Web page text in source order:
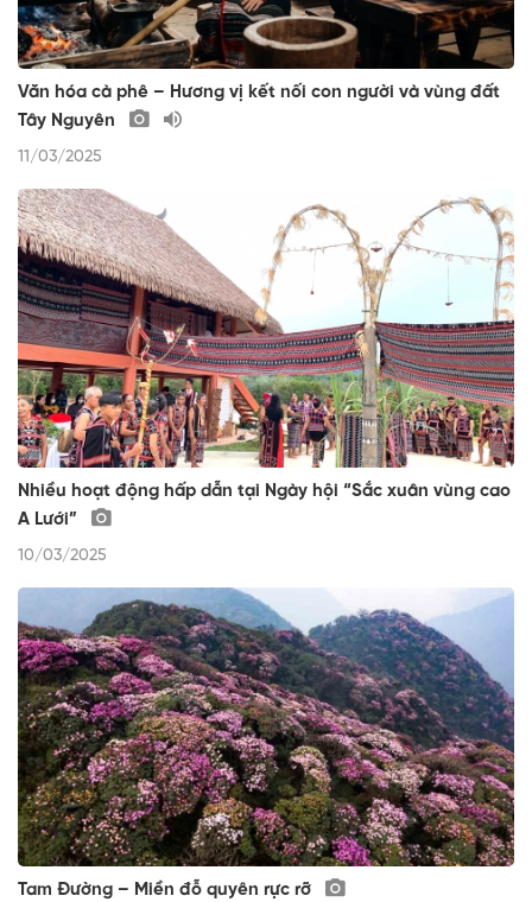
Văn hóa cà phê – Hương vị kết nối con người và vùng đất
Tây Nguyên
11/03/2025
Nhiều hoạt động hấp dẫn tại Ngày hội “Sắc xuân vùng cao
A Lưới”
10/03/2025
Tam Đường – Miền đỗ quyên rực rỡ